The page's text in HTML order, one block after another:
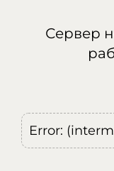
Сервер